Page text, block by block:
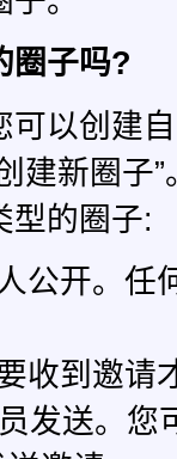
圈子吗?
可以创建
建新圈子
型的圈子:
公开。任
收到邀请
发送。您